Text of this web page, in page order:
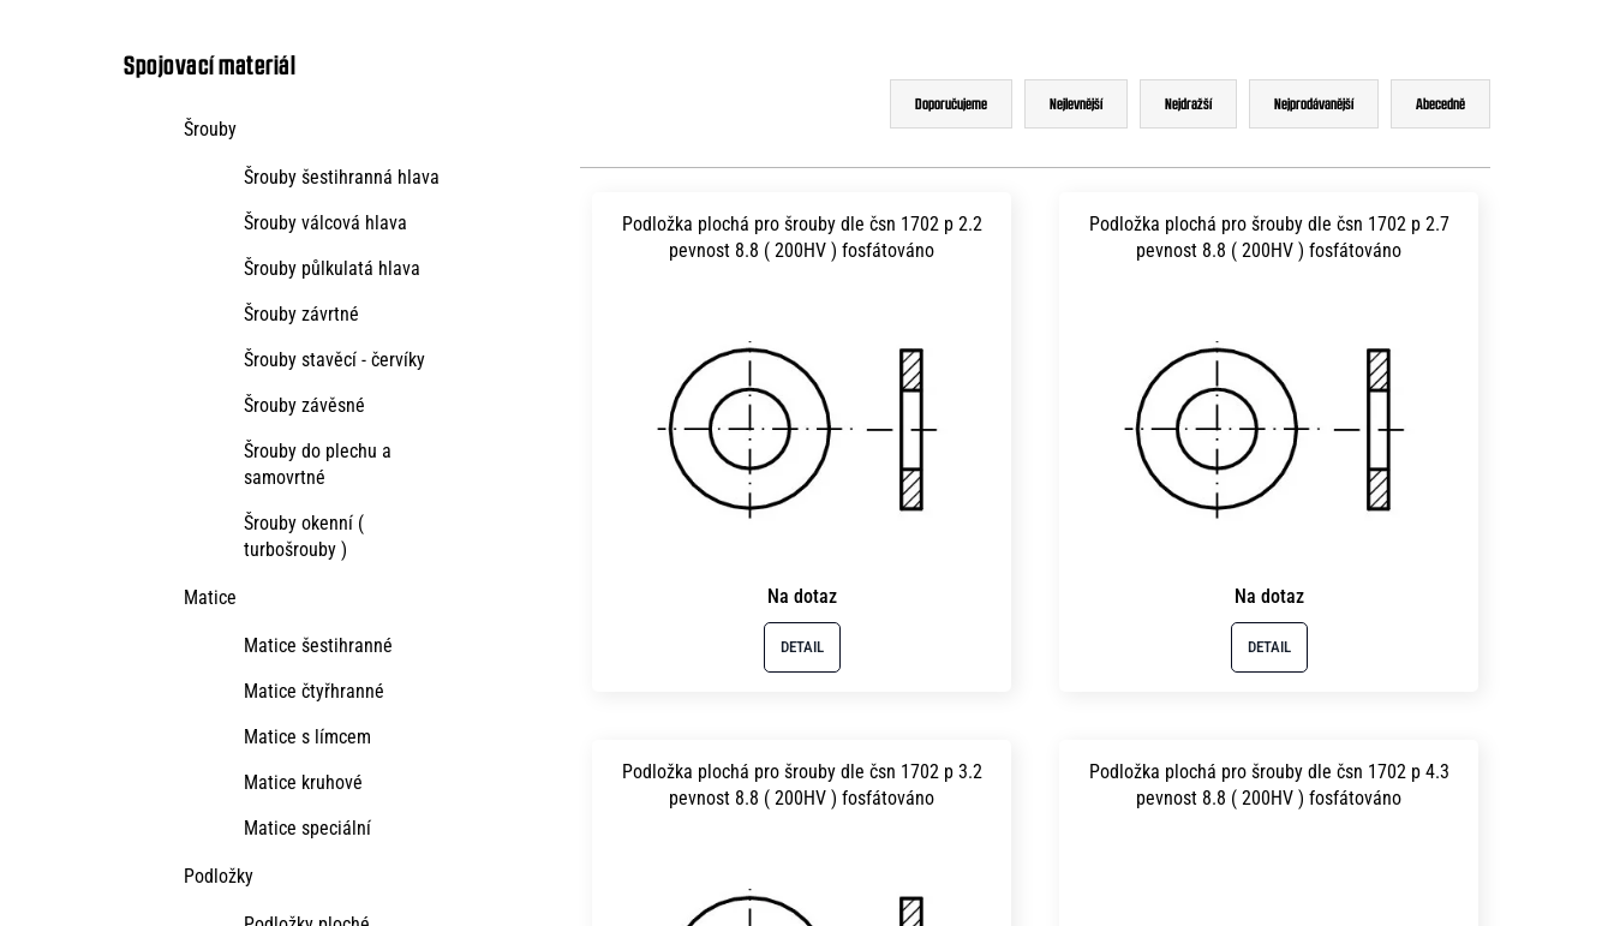
Spojovací materiál
Šrouby
Šrouby šestihranná hlava
Šrouby válcová hlava
Šrouby půlkulatá hlava
Šrouby závrtné
Šrouby stavěcí - červíky
Šrouby závěsné
Šrouby do plechu a
samovrtné
Šrouby okenní (
turbošrouby )
Matice
Matice šestihranné
Matice čtyřhranné
Matice s límcem
Matice kruhové
Matice speciální
Podložky
Ř
a
z
n
Doporučujeme Nejlevnější Nejdražší Nejprodávanější Abecedně
Podložka plochá pro šrouby dle čsn 1702 p 2.2
pevnost 8.8 ( 200HV ) fosfátováno
Na dotaz
DETAIL
Podložka plochá pro šrouby dle čsn 1702 p 2.7
pevnost 8.8 ( 200HV ) fosfátováno
Na dotaz
DETAIL
Podložka plochá pro šrouby dle čsn 1702 p 3.2
pevnost 8.8 ( 200HV ) fosfátováno
Podložka plochá pro šrouby dle čsn 1702 p 4.3
pevnost 8.8 ( 200HV ) fosfátováno